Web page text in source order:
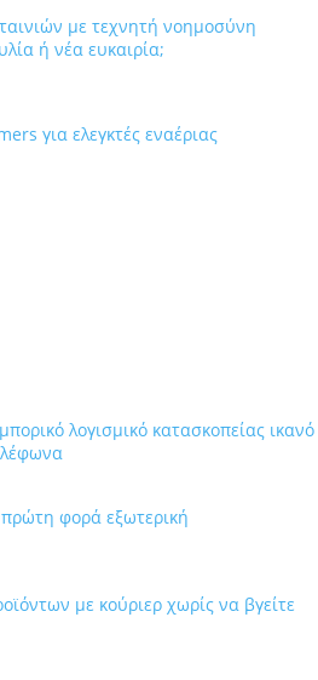
με τεχνητή νοημοσύνη
ή νέα ευκαιρία;
για ελεγκτές εναέριας
λογισμικό κατασκοπείας ικανό
φορά εξωτερική
με κούριερ χωρίς να βγείτε